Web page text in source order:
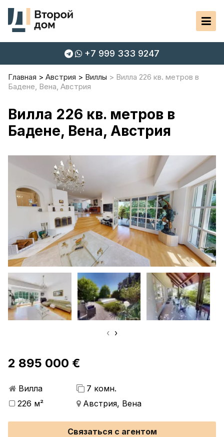
+7 999 333 9247
Главная Австрия Виллы
Вилла 226 кв. метров в
Бадене, Вена, Австрия
Вилла 226 кв. метров в
Бадене, Вена, Австрия
‹ ›
2 895 000 €
Вилла
7 комн.
226 м²
Австрия, Вена
Связаться с агентом